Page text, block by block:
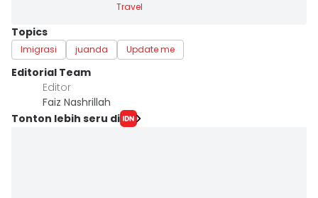
Travel
Topics
Imigrasi juanda Update me
Editorial Team
Editor
Faiz Nashrillah
Tonton lebih seru di